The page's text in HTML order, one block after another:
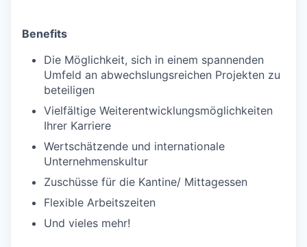
Benefits
Die Möglichkeit, sich in einem spannenden
Umfeld an abwechslungsreichen Projekten zu
beteiligen
Vielfältige Weiterentwicklungsmöglichkeiten
Ihrer Karriere
Wertschätzende und internationale
Unternehmenskultur
Zuschüsse für die Kantine/ Mittagessen
Flexible Arbeitszeiten
Und vieles mehr!